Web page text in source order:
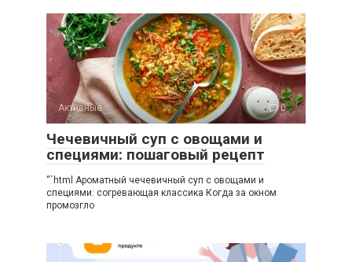
Активные 0
Чечевичный суп с овощами и
специями: пошаговый рецепт
“`html Ароматный чечевичный суп с овощами и
специями: согревающая классика Когда за окном
промозгло